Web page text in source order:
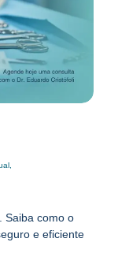
,
Saiba como o
e eficiente